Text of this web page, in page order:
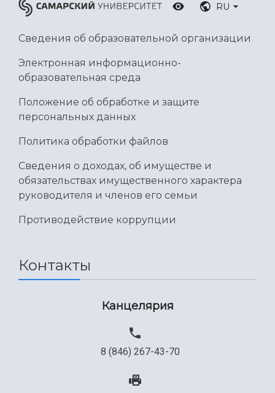
RU
Сведения об образовательной организации
Электронная информационно-
образовательная среда
Положение об обработке и защите
персональных данных
Политика обработки файлов
Сведения о доходах, об имуществе и
обязательствах имущественного характера
руководителя и членов его семьи
Противодействие коррупции
Контакты
Канцелярия
8 (846) 267-43-70